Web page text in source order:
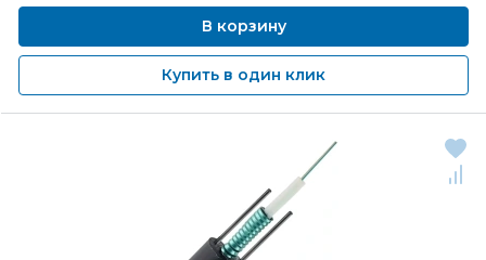
В корзину
Купить в один клик